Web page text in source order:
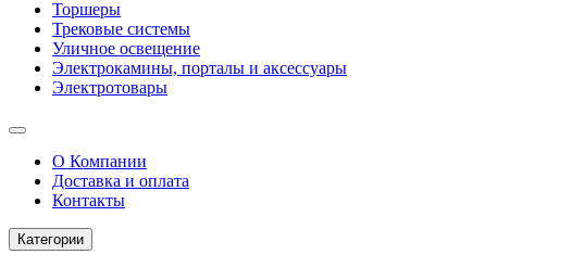
Торшеры
Трековые системы
Уличное освещение
Электрокамины, порталы и аксессуары
Электротовары
О Компании
Доставка и оплата
Контакты
Категории